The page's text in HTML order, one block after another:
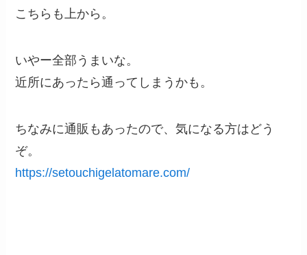
こちらも上から。
いやー全部うまいな。
近所にあったら通ってしまうかも。
ちなみに通販もあったので、気になる方はどう
ぞ。
https://setouchigelatomare.com/